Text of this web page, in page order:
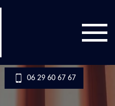
06 29 60 67 67